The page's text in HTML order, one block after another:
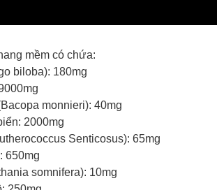
mềm có chứa:
biloba): 180mg
monnieri): 40mg
2000mg
Senticosus): 65mg
650mg
somnifera): 10mg